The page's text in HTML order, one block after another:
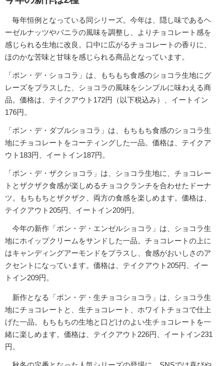
毎年恒例となっている同シリーズ。今年は、隠し味であるヘ
ーゼルナッツやバニラの風味を調整し、よりチョコレート感を
感じられる生地に改良。口中に広がるチョコレートの香りに、
ほのかな苦味と甘味を感じられる商品となっています。
「ポン・デ・ショコラ」は、もちもち食感のショコラ生地にグ
レーズをプラスした、ショコラの風味をシンプルに味わえる商
品。価格は、テイクアウト172円（以下税込み）、イートイン
176円。
「ポン・デ・ダブルショコラ」は、もちもち食感のショコラ生
地にチョコレートをコーティングした一品。価格は、テイクア
ウト183円、イートイン187円。
「ポン・デ・ザクショコラ」は、ショコラ生地に、チョコレー
トとザクザク食感が楽しめるチョコクランチを合わせたドーナ
ツ。もちもちとザクザク、両方の食感を楽しめます。価格は、
テイクアウト205円、イートイン209円。
今年の新作「ポン・デ・エンゼルショコラ」は、ショコラ生
地にホイップクリームをサンドした一品。チョコレートの上に
はキャンディングアーモンドをプラスし、食感がおいしさのア
クセントになっています。価格は、テイクアウト205円、イー
トイン209円。
新作となる「ポン・デ・生チョコショコラ」は、ショコラ生
地にチョコレートと、生チョコレート、ホワイトチョコで仕上
げた一品。もちもちの生地と口どけのよい生チョコレートを一
緒に楽しめます。価格は、テイクアウト226円、イートイン231
円。